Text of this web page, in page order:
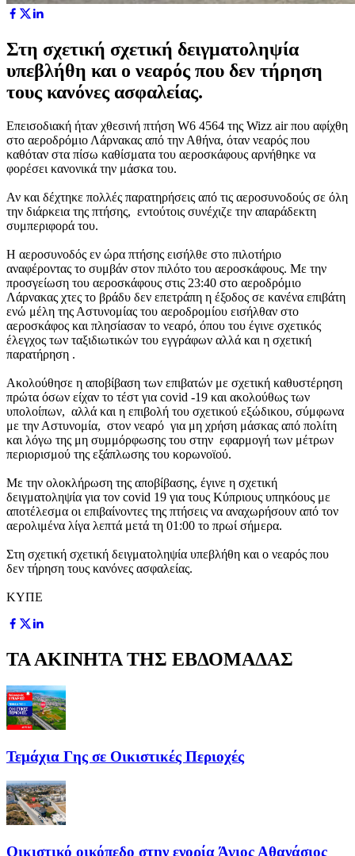
Στη σχετική σχετική δειγματοληψία
υπεβλήθη και ο νεαρός που δεν τήρηση
τους κανόνες ασφαλείας.
Επεισοδιακή ήταν χθεσινή πτήση W6 4564 της Wizz air που αφίχθη
στο αεροδρόμιο Λάρνακας από την Αθήνα, όταν νεαρός που
καθόταν στα πίσω καθίσματα του αεροσκάφους αρνήθηκε να
φορέσει κανονικά την μάσκα του.
Αν και δέχτηκε πολλές παρατηρήσεις από τις αεροσυνοδούς σε όλη
την διάρκεια της πτήσης, εντούτοις συνέχιζε την απαράδεκτη
συμπεριφορά του.
Η αεροσυνοδός εν ώρα πτήσης εισήλθε στο πιλοτήριο
αναφέροντας το συμβάν στον πιλότο του αεροσκάφους. Με την
προσγείωση του αεροσκάφους στις 23:40 στο αεροδρόμιο
Λάρνακας χτες το βράδυ δεν επετράπη η έξοδος σε κανένα επιβάτη
ενώ μέλη της Αστυνομίας του αεροδρομίου εισήλθαν στο
αεροσκάφος και πλησίασαν το νεαρό, όπου του έγινε σχετικός
έλεγχος των ταξιδιωτικών του εγγράφων αλλά και η σχετική
παρατήρηση .
Ακολούθησε η αποβίβαση των επιβατών με σχετική καθυστέρηση
πρώτα όσων είχαν το τέστ για covid -19 και ακολούθως των
υπολοίπων, αλλά και η επιβολή του σχετικού εξώδικου, σύμφωνα
με την Αστυνομία, στον νεαρό για μη χρήση μάσκας από πολίτη
και λόγω της μη συμμόρφωσης του στην εφαρμογή των μέτρων
περιορισμού της εξάπλωσης του κορωνοϊού.
Με την ολοκλήρωση της αποβίβασης, έγινε η σχετική
δειγματοληψία για τον covid 19 για τους Κύπριους υπηκόους με
αποτέλεσμα οι επιβαίνοντες της πτήσεις να αναχωρήσουν από τον
αερολιμένα λίγα λεπτά μετά τη 01:00 το πρωί σήμερα.
Στη σχετική σχετική δειγματοληψία υπεβλήθη και ο νεαρός που
δεν τήρηση τους κανόνες ασφαλείας.
ΚΥΠΕ
ΤΑ ΑΚΙΝΗΤΑ ΤΗΣ ΕΒΔΟΜΑΔΑΣ
Τεμάχια Γης σε Οικιστικές Περιοχές
Οικιστικό οικόπεδο στην ενορία Άγιος Αθανάσιος